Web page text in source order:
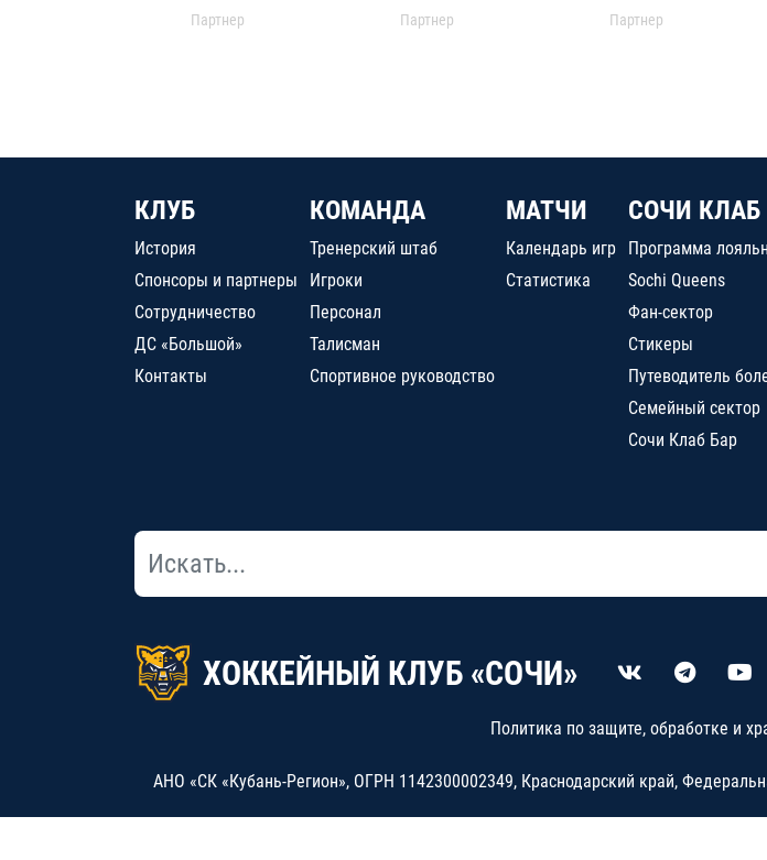
Партнер Партнер Партнер
КЛУБ
История
Спонсоры и партнеры
Сотрудничество
ДС «Большой»
Контакты
КОМАНДА
Тренерский штаб
Игроки
Персонал
Талисман
Спортивное руководство
МАТЧИ
Календарь игр
Статистика
СОЧИ КЛАБ
Программа
Sochi Queens
Фан-сектор
Стикеры
Путеводитель
Семейный сектор
Сочи Клаб Бар
ХОККЕЙНЫЙ КЛУБ «СОЧИ»
Политика по защите, обработке и
АНО «СК «Кубань-Регион», ОГРН 1142300002349, Краснодарский край,